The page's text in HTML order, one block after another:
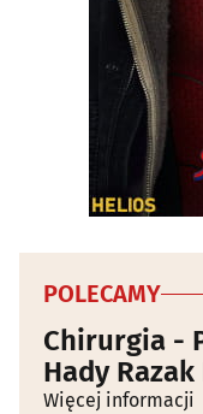
POLECAMY
Chirurgia -
Hady Razak
Więcej informacji